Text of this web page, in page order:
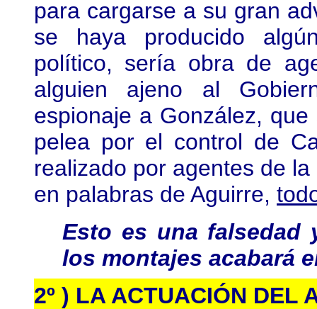
para cargarse a su gran
se haya producido
político, sería obra de
alguien ajeno al
espionaje a González,
pelea por el control de
realizado por agentes de
en palabras de Aguirre,
Esto es una falsedad
los montajes acabará
2º ) LA ACTUACIÓN DEL